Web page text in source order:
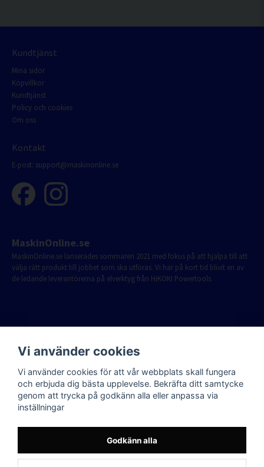
Kundtjänst
Mina sidor
Köpvillkor
Kundtjänst
Policy och cookies
Om oss
Kontakt
E-post: support@maskinonline.se
MaskinOnline.se
MaskinOnline.se lanserades sommaren 2021 med fokus på att hjälpa till att
välja rätt produkt till jobbet som ska utföras. Vi har på kort tid blivit en av
de ledande leverantörerna på elverktyg från HiKOKI Powertools.
Vi använder cookies
Vi använder cookies för att vår webbplats skall fungera
och erbjuda dig bästa upplevelse. Bekräfta ditt samtycke
genom att trycka på godkänn alla eller anpassa via
inställningar
Godkänn alla